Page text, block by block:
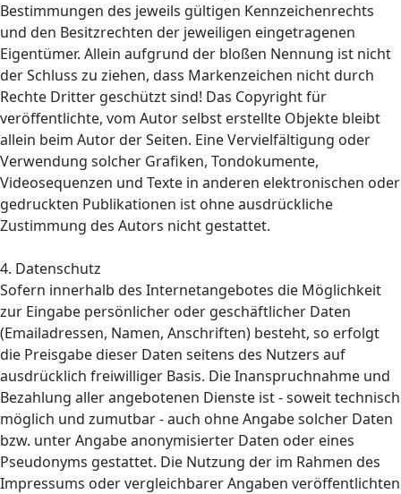
Bestimmungen des jeweils gültigen Kennzeichenrechts
und den Besitzrechten der jeweiligen eingetragenen
Eigentümer. Allein aufgrund der bloßen Nennung ist nicht
der Schluss zu ziehen, dass Markenzeichen nicht durch
Rechte Dritter geschützt sind! Das Copyright für
veröffentlichte, vom Autor selbst erstellte Objekte bleibt
allein beim Autor der Seiten. Eine Vervielfältigung oder
Verwendung solcher Grafiken, Tondokumente,
Videosequenzen und Texte in anderen elektronischen oder
gedruckten Publikationen ist ohne ausdrückliche
Zustimmung des Autors nicht gestattet.
4. Datenschutz
Sofern innerhalb des Internetangebotes die Möglichkeit
zur Eingabe persönlicher oder geschäftlicher Daten
(Emailadressen, Namen, Anschriften) besteht, so erfolgt
die Preisgabe dieser Daten seitens des Nutzers auf
ausdrücklich freiwilliger Basis. Die Inanspruchnahme und
Bezahlung aller angebotenen Dienste ist - soweit technisch
möglich und zumutbar - auch ohne Angabe solcher Daten
bzw. unter Angabe anonymisierter Daten oder eines
Pseudonyms gestattet. Die Nutzung der im Rahmen des
Impressums oder vergleichbarer Angaben veröffentlichten